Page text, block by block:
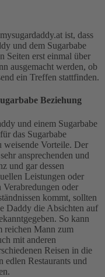
ist, dass
und dem Sugarbabe
Seiten erst einmal über
ausgemacht werden, ob
ein Treffen stattfinden.
Beziehung
und einem Sugarbabe
das Sugarbabe
weisende Vorteile. Der
ansprechenden und
und gar dessen
Leistungen oder
oder
kommt, sollten
Daddy die Absichten auf
So kann
reichen Mann zum
mit anderen
Reisen in die
edlen Restaurants und